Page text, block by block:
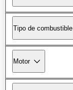
Tipo de combustible
Motor